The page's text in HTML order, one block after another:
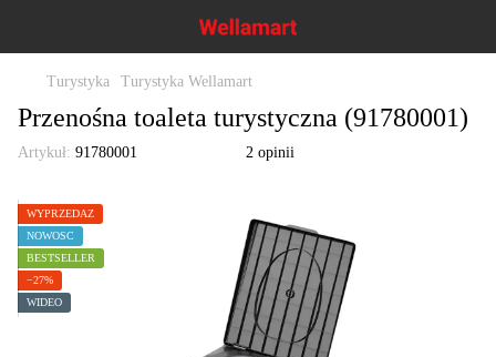
Turystyka Turystyka Wellamart
Przenośna toaleta turystyczna (91780001)
Artykuł: 91780001 2 opinii
WYPRZEDAŻ
NOWOŚĆ
BESTSELLER
−27%
WIDEO